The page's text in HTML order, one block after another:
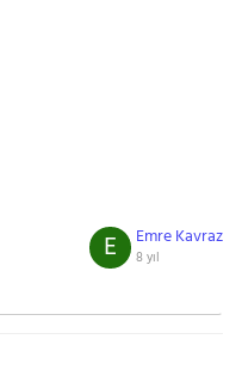
Emre Kavraz
8 yıl
E